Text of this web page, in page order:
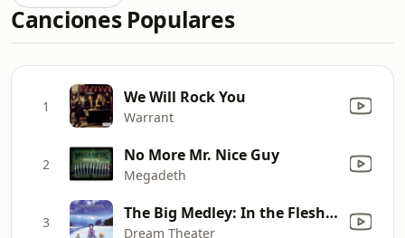
Canciones Populares
1 We Will Rock You
Warrant
2 No More Mr. Nice Guy
Megadeth
3 The Big Medley: In the Flesh? / Carry On Wayward Son / Bohemian Rhapsody / Lovin', Touchin', Squeezin' / Cruise Control / Turn It On Again (Live)
Dream Theater